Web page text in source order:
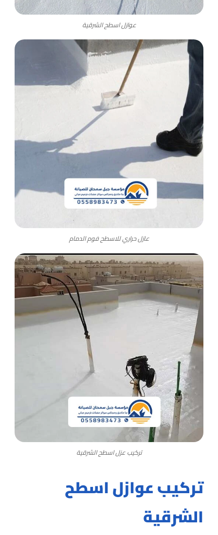
عوازل اسطح الشرقية
عازل حراري للاسطح فوم الدمام
تركيب عزل اسطح الشرقية
تركيب عوازل اسطح
الشرقية